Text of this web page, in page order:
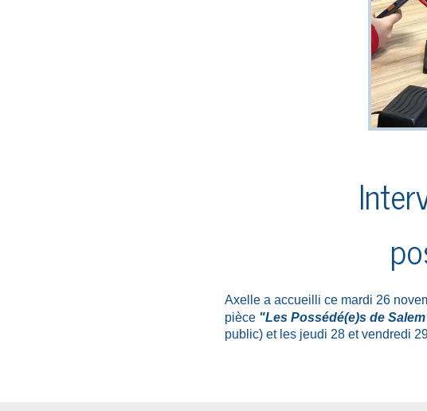
Axelle a accueilli ce mardi 26
pièce "Les Possédé(e)s de
public) et les jeudi 28 et vendredi